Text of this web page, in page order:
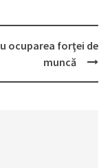
ocuparea forţei de
muncă